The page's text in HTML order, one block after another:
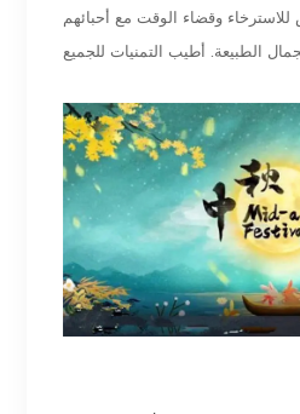
وقضاء الوقت مع أحبائهم